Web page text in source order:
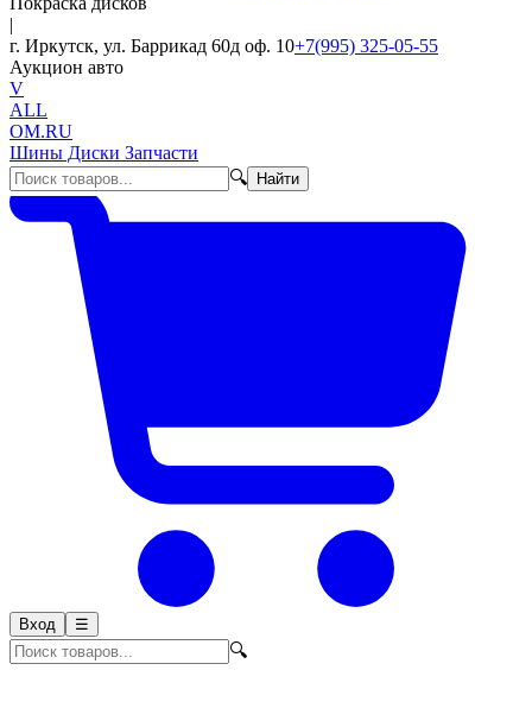
|
г. Иркутск, ул. Баррикад 60д оф. 10+7(995) 325-05-55
Аукцион авто
V
ALL
OM.RU
Шины Диски Запчасти
🔍
Найти
Вход ☰
🔍